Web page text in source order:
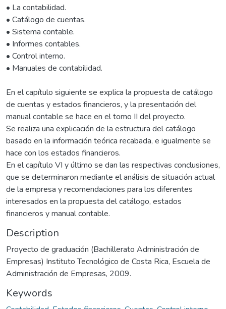
• La contabilidad.
• Catálogo de cuentas.
• Sistema contable.
• Informes contables.
• Control interno.
• Manuales de contabilidad.
En el capítulo siguiente se explica la propuesta de catálogo
de cuentas y estados financieros, y la presentación del
manual contable se hace en el tomo II del proyecto.
Se realiza una explicación de la estructura del catálogo
basado en la información teórica recabada, e igualmente se
hace con los estados financieros.
En el capítulo VI y último se dan las respectivas conclusiones,
que se determinaron mediante el análisis de situación actual
de la empresa y recomendaciones para los diferentes
interesados en la propuesta del catálogo, estados
financieros y manual contable.
Description
Proyecto de graduación (Bachillerato Administración de
Empresas) Instituto Tecnológico de Costa Rica, Escuela de
Administración de Empresas, 2009.
Keywords